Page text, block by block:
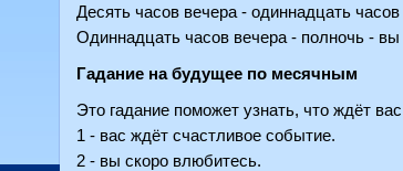
Десять часов вечера - одиннадцать
Одиннадцать часов вечера - полночь - вы
Гадание на будущее по месячным
Это гадание поможет узнать, что ждёт
1 - вас ждёт счастливое событие.
2 - вы скоро влюбитесь.